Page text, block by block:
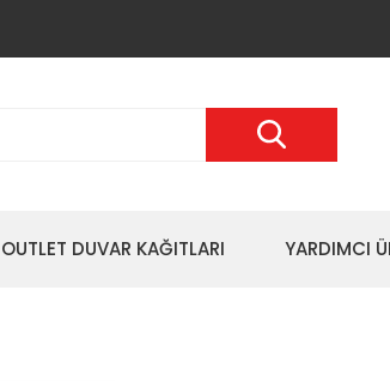
OUTLET DUVAR KAĞITLARI YARDIMCI